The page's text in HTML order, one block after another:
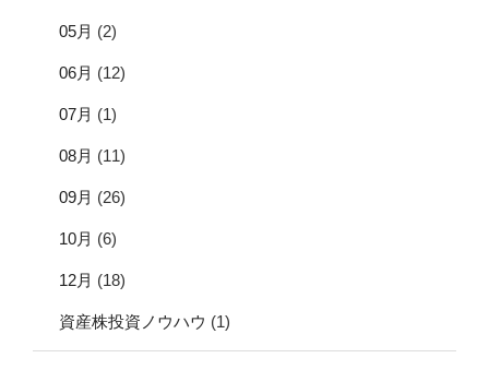
05月 (2)
06月 (12)
07月 (1)
08月 (11)
09月 (26)
10月 (6)
12月 (18)
資産株投資ノウハウ (1)